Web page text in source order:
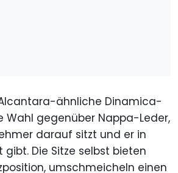
Alcantara-ähnliche Dinamica-
Wahl gegenüber Nappa-Leder,
darauf sitzt und er in
gibt. Die Sitze selbst bieten
umschmeicheln einen